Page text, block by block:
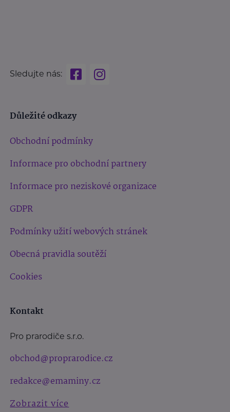
Sledujte nás:
Důležité odkazy
Obchodní podmínky
Informace pro obchodní partnery
Informace pro neziskové organizace
GDPR
Podmínky užití webových stránek
Obecná pravidla soutěží
Cookies
Kontakt
Pro prarodiče s.r.o.
obchod@proprarodice.cz
redakce@emaminy.cz
Zobrazit více